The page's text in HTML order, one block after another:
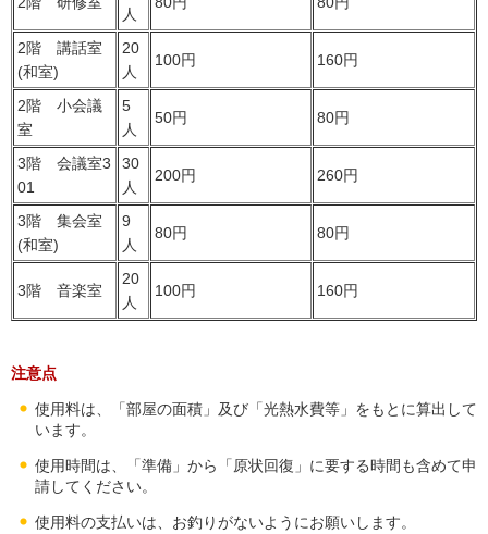
人
2階 講話室
(和室)
20
人
100円 160円
2階 小会議
室
5
人
50円 80円
3階 会議室3
01
30
人
200円 260円
3階 集会室
(和室)
9
人
80円 80円
3階 音楽室
20
人
100円 160円
注意点
使用料は、「部屋の面積」及び「光熱水費等」をもとに算出して
います。
使用時間は、「準備」から「原状回復」に要する時間も含めて申
請してください。
使用料の支払いは、お釣りがないようにお願いします。